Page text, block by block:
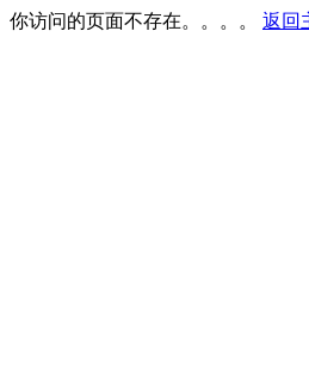
你访问的页面不存在。。。。 返回